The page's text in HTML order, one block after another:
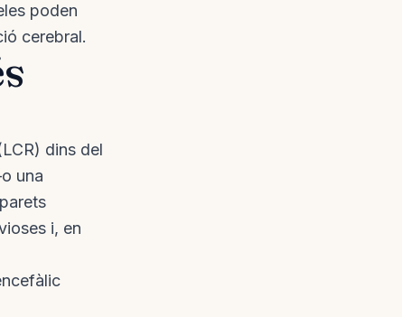
poden
cerebral.
dins del
una
i, en